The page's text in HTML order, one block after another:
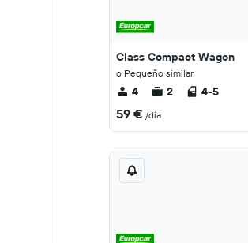
Class Compact Wagon
o Pequeño similar
4 2 4-5
59 € /día